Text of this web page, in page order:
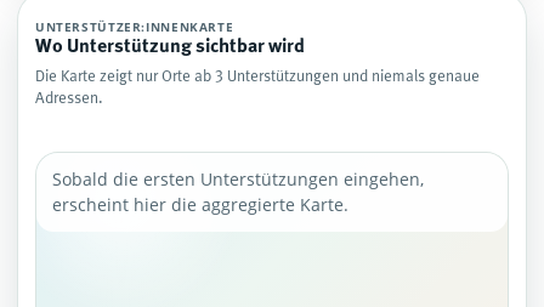
UNTERSTÜTZER:INNENKARTE
Wo Unterstützung sichtbar wird
Die Karte zeigt nur Orte ab 3 Unterstützungen und niemals genaue
Adressen.
Sobald die ersten Unterstützungen eingehen,
erscheint hier die aggregierte Karte.